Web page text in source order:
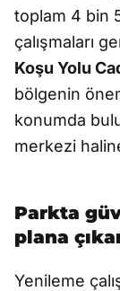
toplam 4 bin
çalışmaları
Koşu Yolu
bölgenin
konumda
merkezi
Parkta
plana
Yenileme